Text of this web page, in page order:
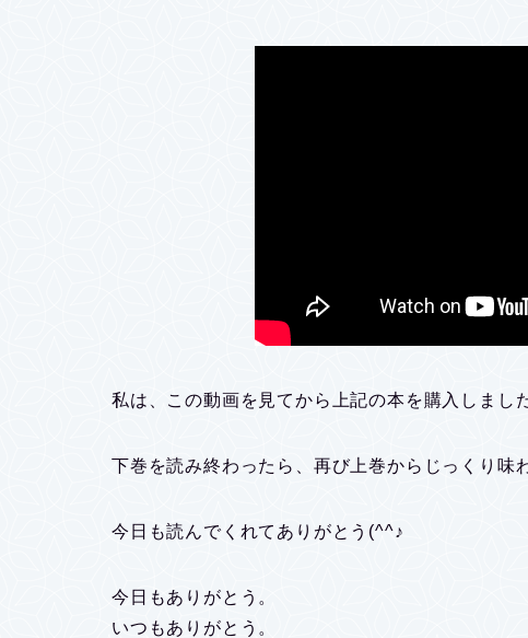
私は、この動画を見てから上記の本を購入しまし
下巻を読み終わったら、再び上巻からじっくり味
今日も読んでくれてありがとう(^^♪
今日もありがとう。
いつもありがとう。